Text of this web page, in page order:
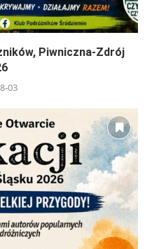
Piwniczna-Zdrój
03